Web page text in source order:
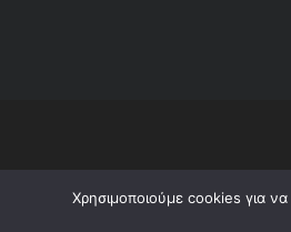
Χρησιμοποιούμε cookies για